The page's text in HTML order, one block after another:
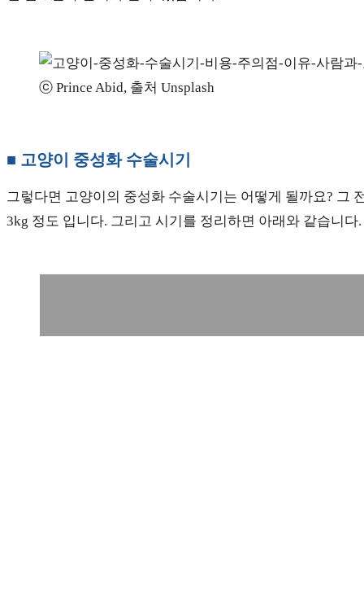
ⓒ Prince Abid, 출처 Unsplash
■ 고양이 중성화 수술시기
그렇다면 고양이의 중성화 수술시기는 어떻게 될까요? 그
3kg 정도 입니다. 그리고 시기를 정리하면 아래와 같습니다.